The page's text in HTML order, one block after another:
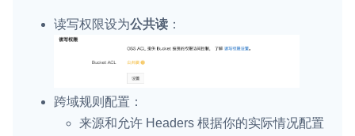
读写权限设为公共读 ：
跨域规则配置：
来源和允许 Headers 根据你的实际情况配置